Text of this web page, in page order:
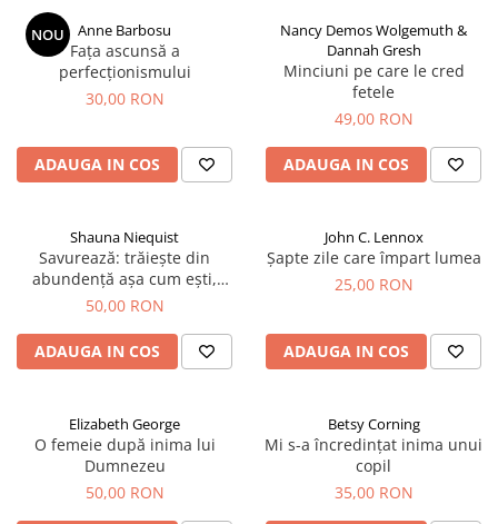
Lucrarea cu Copiii și Tinerii
Grupuri Mici
Închinare prin Muzică
Apologetică
Finanțe
Biografii
Reviste
NOU Anne Barbosu
Fața ascunsă a
perfecționismului
30,00 RON
ADAUGA IN COS
Nancy Demos Wolgemuth &
Dannah Gresh
Minciuni pe care le cred
fetele
49,00 RON
ADAUGA IN COS
Shauna Niequist
Savurează: trăiește din
abundență așa cum ești,
acolo unde ești
50,00 RON
ADAUGA IN COS
John C. Lennox
Șapte zile care împart lumea
25,00 RON
ADAUGA IN COS
Elizabeth George
O femeie după inima lui
Dumnezeu
50,00 RON
Betsy Corning
Mi s-a încredințat inima unui
copil
35,00 RON